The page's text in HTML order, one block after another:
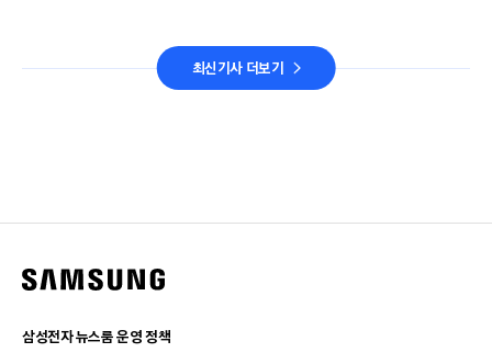
최신기사 더보기
삼성전자 뉴스룸 운영 정책